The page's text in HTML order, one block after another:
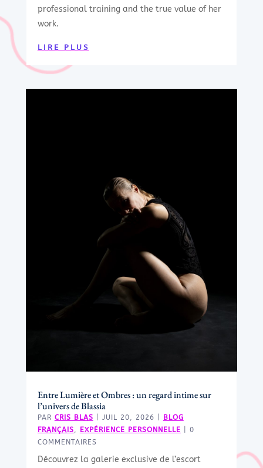
professional training and the true value of her
work.
LIRE PLUS
Entre Lumière et Ombres : un regard intime sur
l’univers de Blassia
PAR CRIS BLAS JUIL 20, 2026
BLOG
FRANÇAIS
EXPÉRIENCE PERSONNELLE | 0
COMMENTAIRES
Découvrez la galerie exclusive de l’escort